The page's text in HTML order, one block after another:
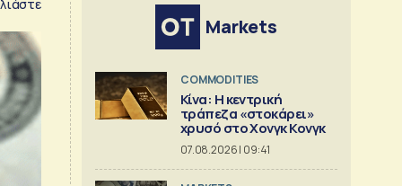
Markets
COMMODITIES
Κίνα: Η κεντρική
τράπεζα «στοκάρει»
χρυσό στο Χονγκ Κονγκ
07.08.2026 | 09:41